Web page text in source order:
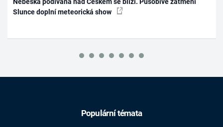
Slunce doplní meteorická show
Populární témata